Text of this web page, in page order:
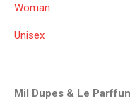
Woman
Unisex
Mil Dupes & Le